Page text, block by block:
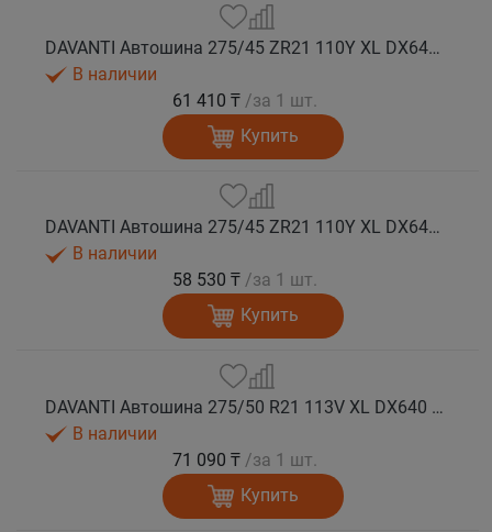
DAVANTI Автошина 275/45 ZR21 110Y XL DX640 RPR лето (Таиланд)
В наличии
61 410 ₸ /за 1 шт.
Купить
DAVANTI Автошина 275/45 ZR21 110Y XL DX640 RPR лето
В наличии
58 530 ₸ /за 1 шт.
Купить
DAVANTI Автошина 275/50 R21 113V XL DX640 RPR лето
В наличии
71 090 ₸ /за 1 шт.
Купить